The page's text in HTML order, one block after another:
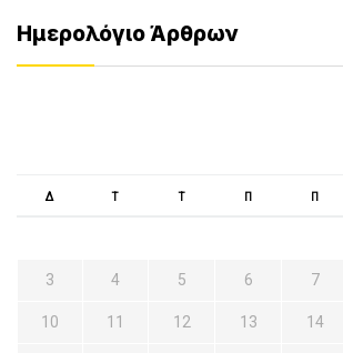
Ημερολόγιο Άρθρων
Δ Τ Τ Π Π
3 4 5 6 7
10 11 12 13 14